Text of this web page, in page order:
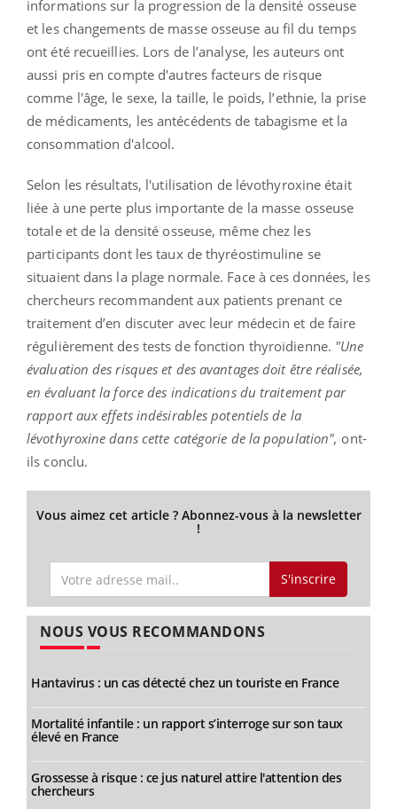
informations sur la progression de la densité osseuse
et les changements de masse osseuse au fil du temps
ont été recueillies. Lors de l’analyse, les auteurs ont
aussi pris en compte d'autres facteurs de risque
comme l'âge, le sexe, la taille, le poids, l’ethnie, la prise
de médicaments, les antécédents de tabagisme et la
consommation d'alcool.
Selon les résultats, l'utilisation de lévothyroxine était
liée à une perte plus importante de la masse osseuse
totale et de la densité osseuse, même chez les
participants dont les taux de thyréostimuline se
situaient dans la plage normale. Face à ces données, les
chercheurs recommandent aux patients prenant ce
traitement d’en discuter avec leur médecin et de faire
régulièrement des tests de fonction thyroïdienne. "Une
évaluation des risques et des avantages doit être réalisée,
en évaluant la force des indications du traitement par
rapport aux effets indésirables potentiels de la
lévothyroxine dans cette catégorie de la population", ont-
ils conclu.
Vous aimez cet article ? Abonnez-vous à la newsletter
!
S'inscrire
NOUS VOUS RECOMMANDONS
Hantavirus : un cas détecté chez un touriste en France
Mortalité infantile : un rapport s’interroge sur son taux
élevé en France
Grossesse à risque : ce jus naturel attire l'attention des
chercheurs